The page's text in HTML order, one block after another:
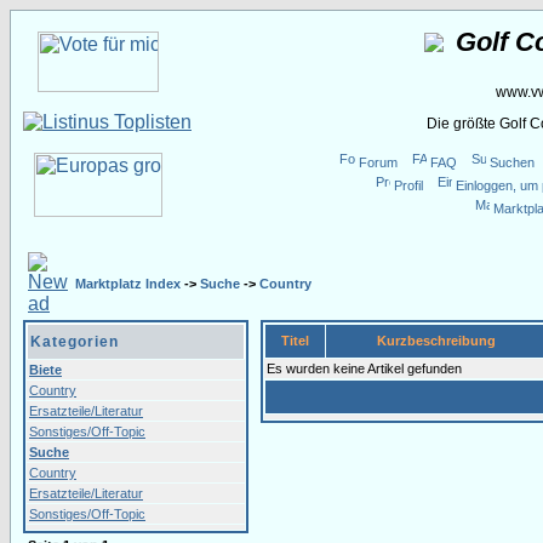
Golf
Die größte Golf
Forum FAQ
Suchen
Profil
Einloggen,
Marktplatz Index -> Suche -> Country
Kategorien
Biete
Country
Ersatzteile/Literatur
Sonstiges/Off-Topic
Suche
Country
Ersatzteile/Literatur
Sonstiges/Off-Topic
Titel
Kurzbeschreibung
Es wurden keine Artikel gefunden